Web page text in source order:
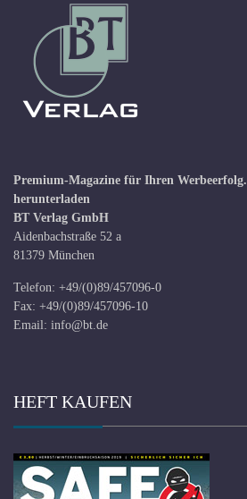
Premium-Magazine für Ihren Werbeerfolg.
herunterladen
BT Verlag GmbH
Aidenbachstraße 52 a
81379 München
Telefon: +49/(0)89/457096-0
Fax: +49/(0)89/457096-10
Email: info@bt.de
HEFT KAUFEN